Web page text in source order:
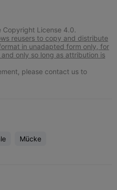
Copyright License 4.0.
reusers to copy and distribute
in unadapted form only, for
only so long as attribution is
please contact us to
Mücke